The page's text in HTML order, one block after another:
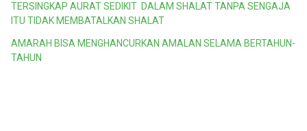
TERSINGKAP AURAT SEDIKIT DALAM SHALAT TANPA SENGAJA
ITU TIDAK MEMBATALKAN SHALAT
AMARAH BISA MENGHANCURKAN AMALAN SELAMA BERTAHUN-
TAHUN